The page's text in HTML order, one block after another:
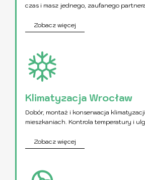
czas i masz jednego, zaufanego
Zobacz więcej
Klimatyzacja Wrocław
Dobór, montaż i konserwacja
mieszkaniach. Kontrola temperatury i
Zobacz więcej